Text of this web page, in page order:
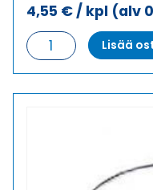
4,55 € / kpl (alv
KANSI
KANSI
määrä
Lisää